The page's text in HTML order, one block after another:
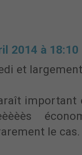
2014 à 18:10
et
important
le cas.